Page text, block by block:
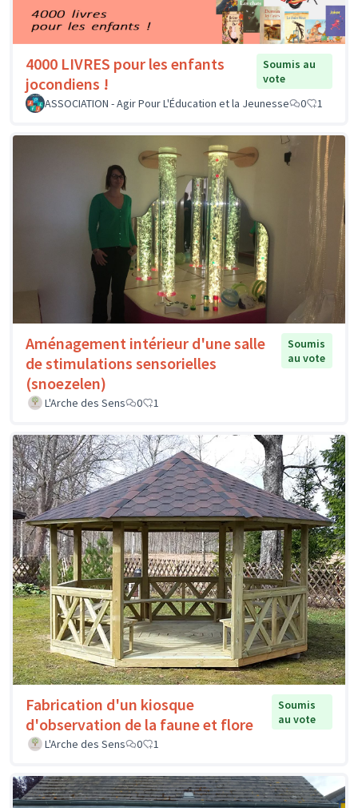
4000 LIVRES pour les enfants
jocondiens !
Soumis au
vote
ASSOCIATION - Agir Pour L'Éducation et la Jeunesse
0 1
Aménagement intérieur d'une salle
de stimulations sensorielles
(snoezelen)
Soumis
au vote
L'Arche des Sens 0 1
Fabrication d'un kiosque
d'observation de la faune et flore
Soumis
au vote
L'Arche des Sens
0 1